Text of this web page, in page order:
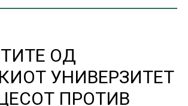
ОД
УНИВЕРЗИТЕТ
ПРОТИВ